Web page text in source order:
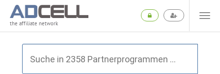
the affiliate network